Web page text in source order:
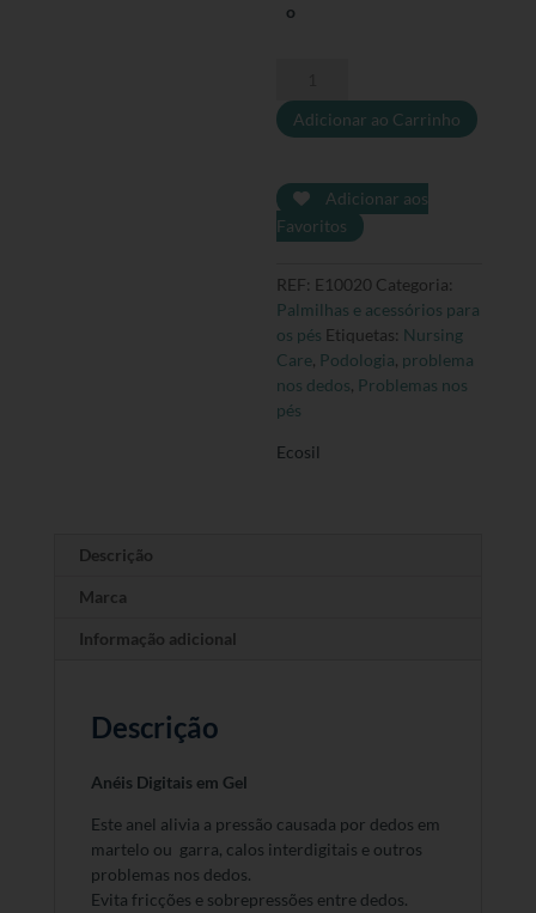
o
Anel
em
Gel
com
Adicionar ao Carrinho
Adicionar aos
Favoritos
REF: E10020 Categoria:
Palmilhas e acessórios para
os pés Etiquetas: Nursing
Care, Podologia, problema
nos dedos, Problemas nos
pés
Ecosil
Descrição
Marca
Informação adicional
Descrição
Anéis Digitais em Gel
Este anel alivia a pressão causada por dedos em
martelo ou garra, calos interdigitais e outros
problemas nos dedos.
Evita fricções e sobrepressões entre dedos.